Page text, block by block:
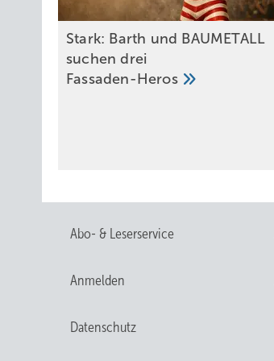
Sta rk: Barth und BAUMETALL
suchen drei
Fassaden-Heros
Abo- & Leserservice
Anmelden
Datenschutz